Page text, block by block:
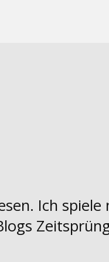
Ich